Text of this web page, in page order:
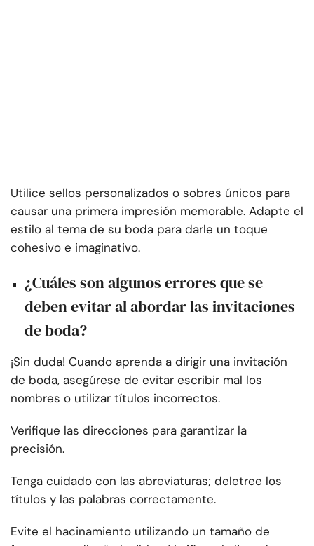
Utilice sellos personalizados o sobres únicos para
causar una primera impresión memorable. Adapte el
estilo al tema de su boda para darle un toque
cohesivo e imaginativo.
¿Cuáles son algunos errores que se
deben evitar al abordar las invitaciones
de boda?
¡Sin duda! Cuando aprenda a dirigir una invitación
de boda, asegúrese de evitar escribir mal los
nombres o utilizar títulos incorrectos.
Verifique las direcciones para garantizar la
precisión.
Tenga cuidado con las abreviaturas; deletree los
títulos y las palabras correctamente.
Evite el hacinamiento utilizando un tamaño de